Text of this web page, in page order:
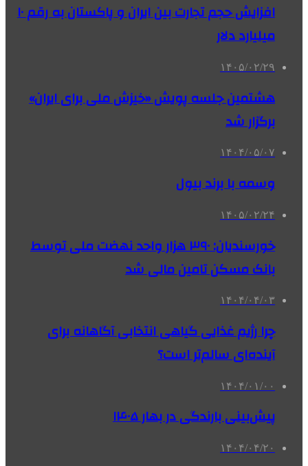
افزایش حجم تجارت بین ایران و پاکستان به رقم ۱۰
میلیارد دلار
۱۴۰۵/۰۲/۲۹
هشتمین جلسه پویش «خیزش ملی برای ایران»
برگزار شد
۱۴۰۴/۰۵/۰۷
وسمه با برند بیول
۱۴۰۵/۰۲/۲۴
خورسندیان: ۳۹۰ هزار واحد نهضت ملی توسط
بانک مسکن تامین مالی شد
۱۴۰۴/۰۴/۰۳
چرا رژیم غذایی گیاهی انتخابی آگاهانه برای
آینده‌ای سالم‌تر است؟
۱۴۰۴/۰۱/۰۰
پیش‌بینی بارندگی در بهار ۱۴۰۵
۱۴۰۴/۰۴/۲۰